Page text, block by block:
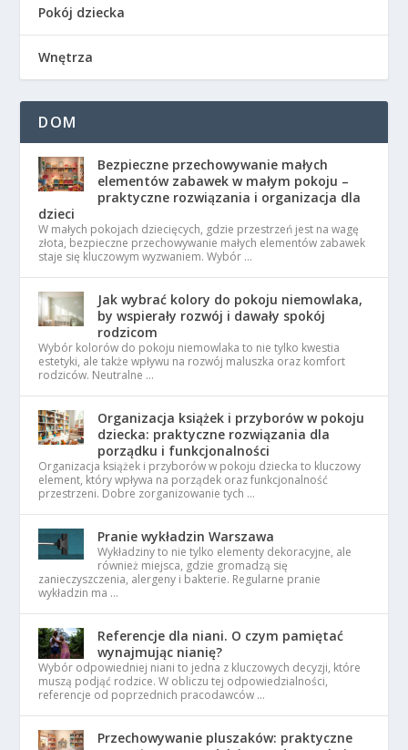
Pokój dziecka
Wnętrza
DOM
Bezpieczne przechowywanie małych
elementów zabawek w małym pokoju –
praktyczne rozwiązania i organizacja dla
dzieci
W małych pokojach dziecięcych, gdzie przestrzeń jest na wagę
złota, bezpieczne przechowywanie małych elementów zabawek
staje się kluczowym wyzwaniem. Wybór …
Jak wybrać kolory do pokoju niemowlaka,
by wspierały rozwój i dawały spokój
rodzicom
Wybór kolorów do pokoju niemowlaka to nie tylko kwestia
estetyki, ale także wpływu na rozwój maluszka oraz komfort
rodziców. Neutralne …
Organizacja książek i przyborów w pokoju
dziecka: praktyczne rozwiązania dla
porządku i funkcjonalności
Organizacja książek i przyborów w pokoju dziecka to kluczowy
element, który wpływa na porządek oraz funkcjonalność
przestrzeni. Dobre zorganizowanie tych …
Pranie wykładzin Warszawa
Wykładziny to nie tylko elementy dekoracyjne, ale
również miejsca, gdzie gromadzą się
zanieczyszczenia, alergeny i bakterie. Regularne pranie
wykładzin ma …
Referencje dla niani. O czym pamiętać
wynajmując nianię?
Wybór odpowiedniej niani to jedna z kluczowych decyzji, które
muszą podjąć rodzice. W obliczu tej odpowiedzialności,
referencje od poprzednich pracodawców …
Przechowywanie pluszaków: praktyczne